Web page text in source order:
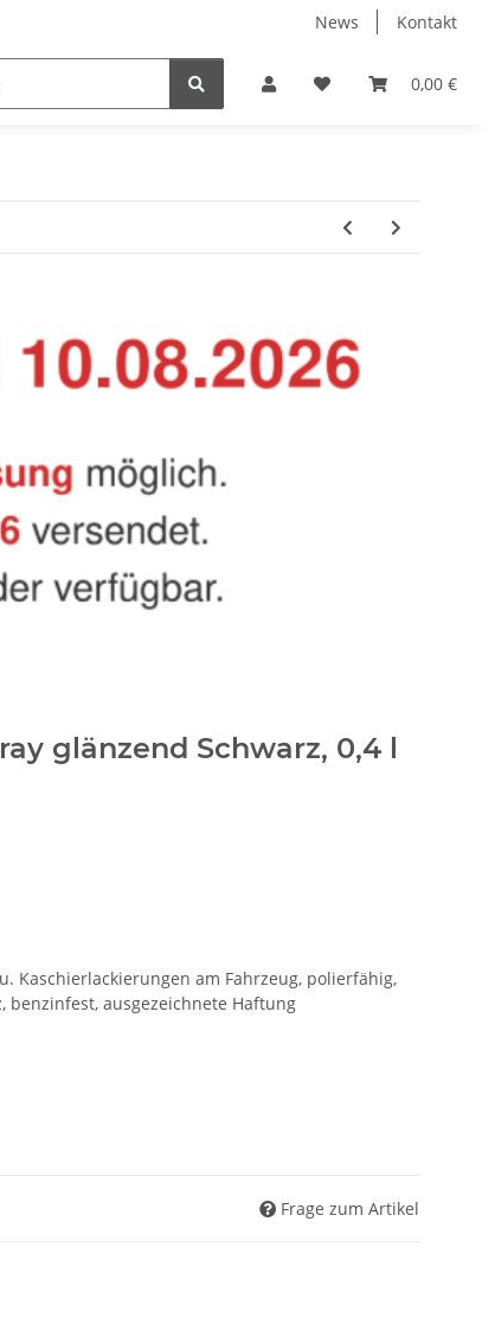
News Kontakt
0,00 €
Belüftung & Entlüftung
glänzend Schwarz, 0,4 l
Kaschierlackierungen am Fahrzeug, polierfähig,
ausgezeichnete Haftung
Frage zum Artikel